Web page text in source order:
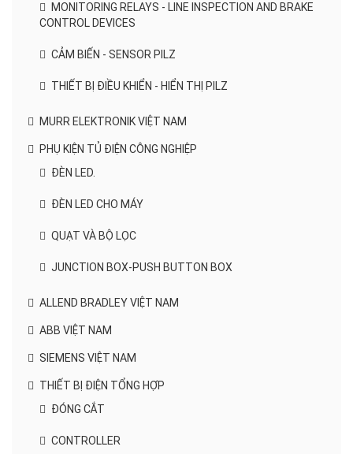
MONITORING RELAYS - LINE INSPECTION AND BRAKE
CONTROL DEVICES
CẢM BIẾN - SENSOR PILZ
THIẾT BỊ ĐIỀU KHIỂN - HIỂN THỊ PILZ
MURR ELEKTRONIK VIỆT NAM
PHỤ KIỆN TỦ ĐIỆN CÔNG NGHIỆP
ĐÈN LED.
ĐÈN LED CHO MÁY
QUẠT VÀ BỘ LỌC
JUNCTION BOX-PUSH BUTTON BOX
ALLEND BRADLEY VIỆT NAM
ABB VIỆT NAM
SIEMENS VIỆT NAM
THIẾT BỊ ĐIỆN TỔNG HỢP
ĐÓNG CẮT
CONTROLLER